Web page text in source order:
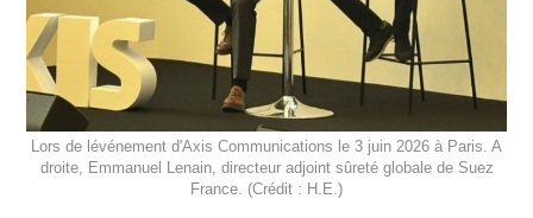
Lors de lévénement d'Axis Communications le 3 juin 2026 à Paris. A
droite, Emmanuel Lenain, directeur adjoint sûreté globale de Suez
France. (Crédit : H.E.)